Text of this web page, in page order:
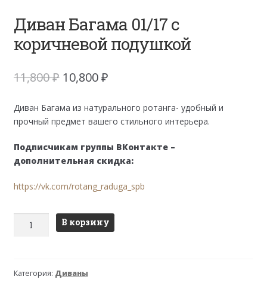
Диван Багама 01/17 с
коричневой подушкой
11,800₽ Первоначальная
составляла
11,800 ₽.
10,800₽Текущая
10,800 ₽.
Диван Багама из натурального ротанга- удобный и
прочный предмет вашего стильного интерьера.
Подписчикам группы ВКонтакте –
дополнительная скидка:
https://vk.com/rotang_raduga_spb
Количество
01/17
В корзину
Категория: Диваны